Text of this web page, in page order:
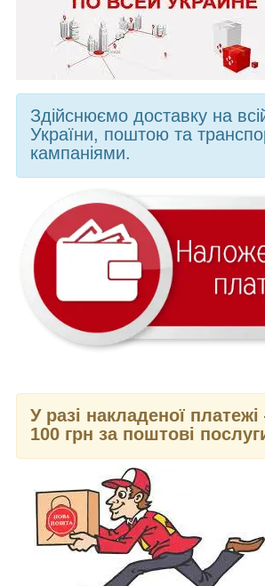
Здійснюємо доставку на
України, поштою та
кампаніями.
У разі накладеної
100 грн за поштові